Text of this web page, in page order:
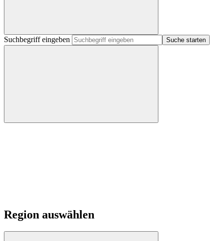
Suchbegriff eingeben Suche starten
Region auswählen